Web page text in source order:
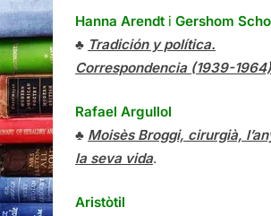
Hanna Arendt i Gershom
♣ Tradición y política.
Correspondencia (1939-1964)
Rafael Argullol
♣ Moisès Broggi, cirurgià,
la seva vida.
Aristòtil